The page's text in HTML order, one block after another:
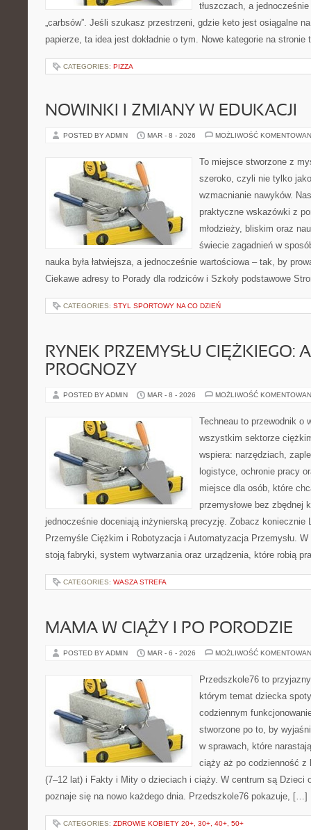
tłuszczach, a
„carbsów”. Jeśli szukasz przestrzeni, gdzie keto jest osiągalne
papierze, ta idea jest dokładnie o tym. Nowe kategorie na
CATEGORIES: PIZZA
NOWINKI I ZMIANY W EDUKACJI
POSTED BY ADMIN MAR - 8 - 2026 MOŻLIWOŚĆ
To miejsce stworzone z
szeroko, czyli nie tylko
wzmacnianie nawyków.
praktyczne wskazówki z
młodzieży, bliskim oraz
świecie zagadnień w
nauka była łatwiejsza, a jednocześnie wartościowa – tak, by
Ciekawe adresy to Porady dla rodziców i Szkoły podstawowe
CATEGORIES: STYL SPORTOWY NA CO DZIEŃ
RYNEK PRZEMYSŁU CIĘŻKIEGO:
PROGNOZY
POSTED BY ADMIN MAR - 8 - 2026 MOŻLIWOŚĆ
Techneau to przewodnik o
wszystkim sektorze
wspiera: narzędziach,
logistyce, ochronie pracy
miejsce dla osób, które
przemysłowe bez zbędnej
jednocześnie doceniają inżynierską precyzję. Zobacz koniecznie
Przemyśle Ciężkim i Robotyzacja i Automatyzacja Przemysłu.
stoją fabryki, system wytwarzania oraz urządzenia, które robią
CATEGORIES: WASZA STREFA
MAMA W CIĄŻY I PO PORODZIE
POSTED BY ADMIN MAR - 6 - 2026 MOŻLIWOŚĆ
Przedszkole76 to
którym temat dziecka
codziennym
stworzone po to, by
w sprawach, które
ciąży aż po codzienność z
(7–12 lat) i Fakty i Mity o dzieciach i ciąży. W centrum są Dzieci
poznaje się na nowo każdego dnia. Przedszkole76 pokazuje, […]
CATEGORIES: ZDROWIE KOBIETY 20+, 30+, 40+, 50+